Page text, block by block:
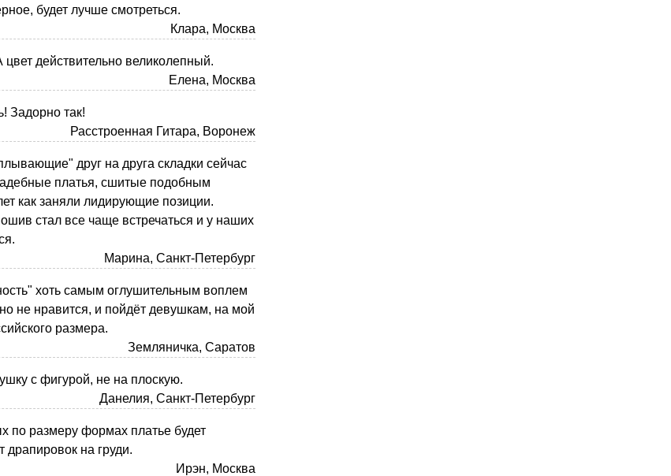
будет лучше смотреться.
Клара, Москва
действительно великолепный.
Елена, Москва
Задорно так!
Расстроенная Гитара, Воронеж
друг на друга складки сейчас
платья, сшитые подобным
как заняли лидирующие позиции.
стал все чаще встречаться и у наших
Марина, Санкт-Петербург
хоть самым оглушительным воплем
не нравится, и пойдёт девушкам, на мой
размера.
Земляничка, Саратов
с фигурой, не на плоскую.
Данелия, Санкт-Петербург
по размеру формах платье будет
драпировок на груди.
Ирэн, Москва